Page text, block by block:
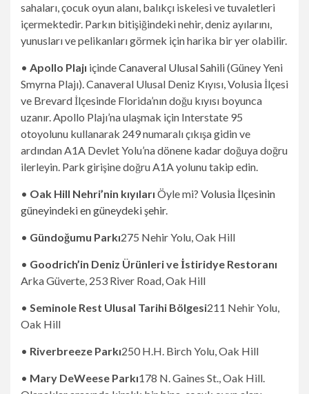
sahaları, çocuk oyun alanı, balıkçı iskelesi ve tuvaletleri
içermektedir. Parkın bitişiğindeki nehir, deniz ayılarını,
yunusları ve pelikanları görmek için harika bir yer olabilir.
• Apollo Plajı içindeCanaveral Ulusal Sahili(Güney Yeni
Smyrna Plajı). Canaveral Ulusal Deniz Kıyısı, Volusia İlçesi
ve Brevard İlçesinde Florida’nın doğu kıyısı boyunca
uzanır. Apollo Plajı’na ulaşmak için Interstate 95
otoyolunu kullanarak 249 numaralı çıkışa gidin ve
ardından A1A Devlet Yolu’na dönene kadar doğuya doğru
ilerleyin. Park girişine doğru A1A yolunu takip edin.
• Oak Hill Nehri’nin kıyıları Öyle mi? Volusia İlçesinin
güneyindeki en güneydeki şehir.
• Gündoğumu Parkı275 Nehir Yolu, Oak Hill
• Goodrich’in Deniz Ürünleri ve İstiridye Restoranı
Arka Güverte, 253 River Road, Oak Hill
• Seminole Rest Ulusal Tarihi Bölgesi211 Nehir Yolu,
Oak Hill
• Riverbreeze Parkı250 H.H. Birch Yolu, Oak Hill
• Mary DeWeese Parkı178 N. Gaines St., Oak Hill.